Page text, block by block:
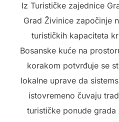
Iz Turističke zajednice
Grad Živinice započinje
turističkih kapaciteta
Bosanske kuće na
korakom potvrđuje se
lokalne uprave da
istovremeno čuvaju
turističke ponude